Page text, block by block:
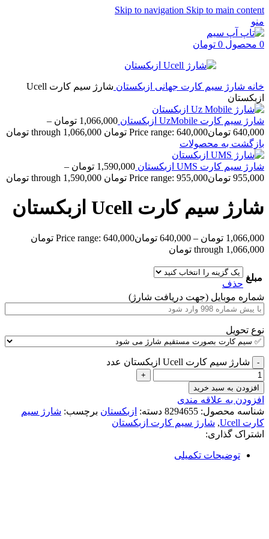
Skip to navigation Skip to main content
منو
0 محصول 0 تومان
خانه شارژ سیم کارت جهانی ازبکستان
شارژ سیم کارت Ucell
ازبکستان
شارژ سیم کارت UzMobile ازبکستان 1,066,000 تومان –
640,000 تومانPrice range: 640,000 تومان through 1,066,000 تومان
بازگشت به محصولات
شارژ سیم کارت UMS ازبکستان 1,590,000 تومان –
955,000 تومانPrice range: 955,000 تومان through 1,590,000 تومان
شارژ سیم کارت Ucell ازبکستان
1,066,000 تومان –
640,000 تومان
Price range: 640,000 تومان
through 1,066,000 تومان
مبلغ
حذف
شماره موبایل (جهت دریافت شارژ)
نوع تحویل
شارژ سیم کارت Ucell ازبکستان عدد
افزودن به سبد خرید
افزودن به علاقه مندی
شناسه محصول: 8294655 دسته: ازبکستان برچسب: شارژ سیم
کارت Ucell
, شارژ سیم کارت ازبکستان
اشتراک گذاری:
توضیحات تکمیلی